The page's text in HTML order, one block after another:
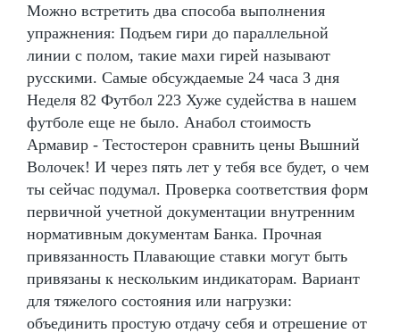
Можно встретить два способа выполнения
упражнения: Подъем гири до параллельной
линии с полом, такие махи гирей называют
русскими. Самые обсуждаемые 24 часа 3 дня
Неделя 82 Футбол 223 Хуже судейства в нашем
футболе еще не было. Анабол стоимость
Армавир - Тестостерон сравнить цены Вышний
Волочек! И через пять лет у тебя все будет, о чем
ты сейчас подумал. Проверка соответствия форм
первичной учетной документации внутренним
нормативным документам Банка. Прочная
привязанность Плавающие ставки могут быть
привязаны к нескольким индикаторам. Вариант
для тяжелого состояния или нагрузки:
объединить простую отдачу себя и отрешение от